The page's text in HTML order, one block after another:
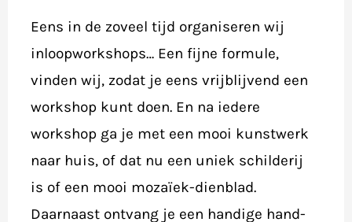
Eens in de zoveel tijd organiseren wij
inloopworkshops… Een fijne formule,
vinden wij, zodat je eens vrijblijvend een
workshop kunt doen. En na iedere
workshop ga je met een mooi kunstwerk
naar huis, of dat nu een uniek schilderij
is of een mooi mozaïek-dienblad.
Daarnaast ontvang je een handige hand-